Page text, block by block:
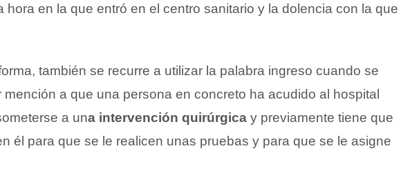
hora en la que entró en el centro sanitario y la dolencia con la que
también se recurre a utilizar la palabra ingreso cuando se
mención a que una persona en concreto ha acudido al hospital
a una intervención quirúrgica y previamente tiene que
él para que se le realicen unas pruebas y para que se le asigne